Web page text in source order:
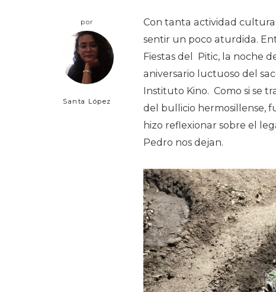
por
Santa López
Con tanta actividad
sentir un poco aturdida.
Fiestas del
Pitic, la noche
aniversario luctuoso del
Instituto Kino. Como si se
del bullicio hermosillense,
hizo reflexionar sobre el
Pedro nos dejan.